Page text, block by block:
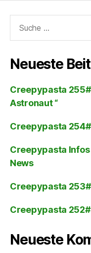
nach:
Neueste
Creepypasta 255#
Astronaut “
Creepypasta 254#
Creepypasta
News
Creepypasta
Creepypasta 252#
Neueste